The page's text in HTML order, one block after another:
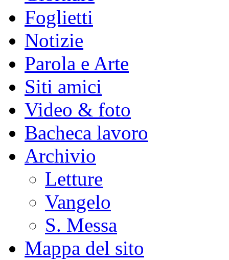
Foglietti
Notizie
Parola e Arte
Siti amici
Video & foto
Bacheca lavoro
Archivio
Letture
Vangelo
S. Messa
Mappa del sito